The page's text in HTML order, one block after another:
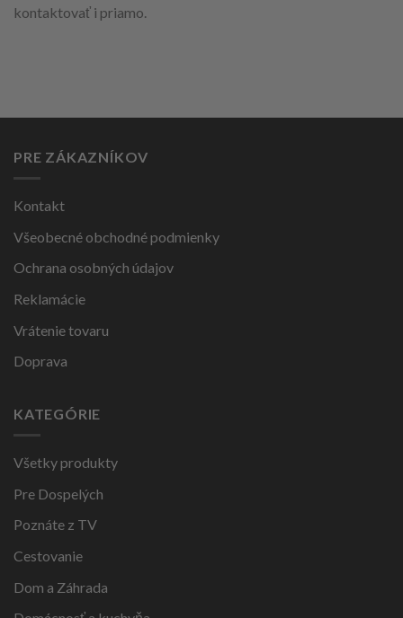
kontaktovať i priamo.
PRE ZÁKAZNÍKOV
Kontakt
Všeobecné obchodné podmienky
Ochrana osobných údajov
Reklamácie
Vrátenie tovaru
Doprava
KATEGÓRIE
Všetky produkty
Pre Dospelých
Poznáte z TV
Cestovanie
Dom a Záhrada